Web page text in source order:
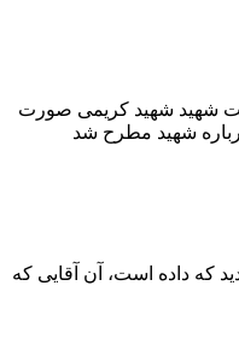
شهید شهید کریمی صورت
که داده است، آن آقایی که